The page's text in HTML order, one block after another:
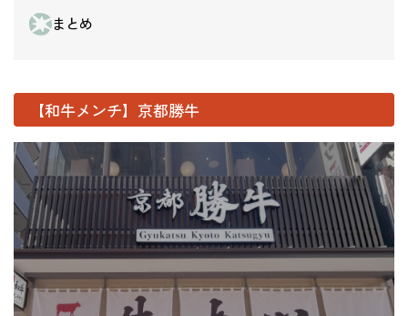
まとめ
【和牛メンチ】京都勝牛